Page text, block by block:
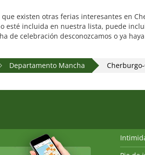
existen otras ferias interesantes en
esté incluida en nuestra lista, puede
celebración desconozcamos o ya
Departamento Mancha